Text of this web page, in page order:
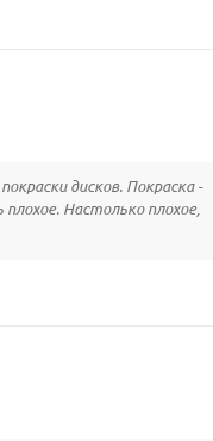
дисков. Покраска -
Настолько плохое,